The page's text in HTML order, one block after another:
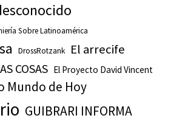
Sobre Latinoamérica
DrossRotzank El arrecife
COSAS El Proyecto David Vincent
Mundo de Hoy
GUIBRARI INFORMA